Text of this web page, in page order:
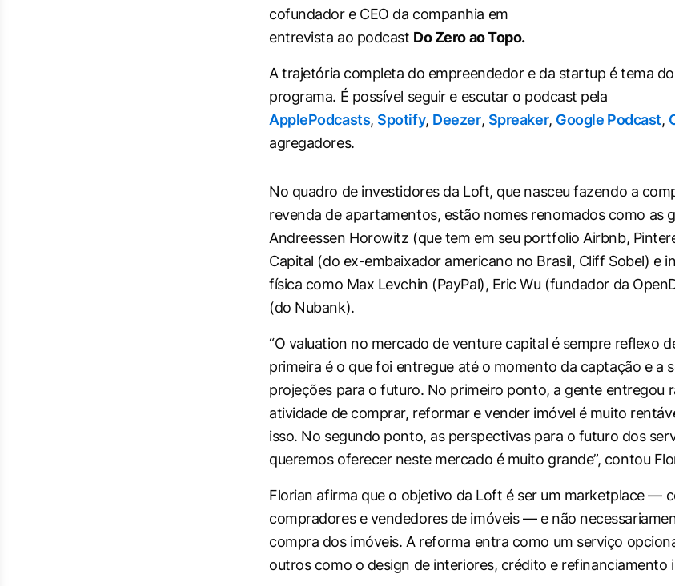
cofundador e CEO da companhia em
entrevista ao podcast Do Zero ao Topo.
A trajetória completa do empreendedor e da startup é tema
programa. É possível seguir e escutar o podcast pela
ApplePodcasts,Spotify, Deezer, Spreaker, Google Podcast,
agregadores.
No quadro de investidores da Loft, que nasceu fazendo a
revenda de apartamentos, estão nomes renomados como as
Andreessen Horowitz (que tem em seu portfolio Airbnb,
Capital (do ex-embaixador americano no Brasil, Cliff Sobel) e
física como Max Levchin (PayPal), Eric Wu (fundador da
(do Nubank).
“O valuation no mercado de venture capital é sempre reflexo
primeira é o que foi entregue até o momento da captação e a
projeções para o futuro. No primeiro ponto, a gente entregou
atividade de comprar, reformar e vender imóvel é muito
isso. No segundo ponto, as perspectivas para o futuro dos
queremos oferecer neste mercado é muito grande”, contou
Florian afirma que o objetivo da Loft é ser um marketplace —
compradores e vendedores de imóveis — e não
compra dos imóveis. A reforma entra como um serviço
outros como o design de interiores, crédito e refinanciamento